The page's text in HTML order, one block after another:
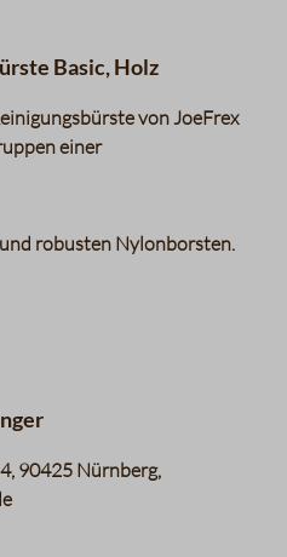
Basic, Holz
von JoeFrex
einer
robusten Nylonborsten.
90425 Nürnberg,